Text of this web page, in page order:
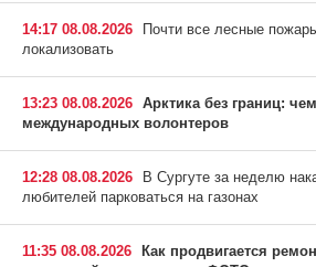
14:17 08.08.2026
Почти все лесные
локализовать
13:23 08.08.2026 Арктика без границ:
международных волонтеров
12:28 08.08.2026
В Сургуте за неделю
любителей парковаться на газонах
11:35 08.08.2026
Как продвигается